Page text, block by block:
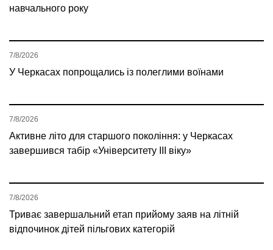
навчального року
У Черкасах попрощались із полеглими воїнами
7/8/2026
Активне літо для старшого покоління: у Черкасах
завершився табір «Університету ІІІ віку»
7/8/2026
Триває завершальний етап прийому заяв на літній
відпочинок дітей пільгових категорій
7/8/2026